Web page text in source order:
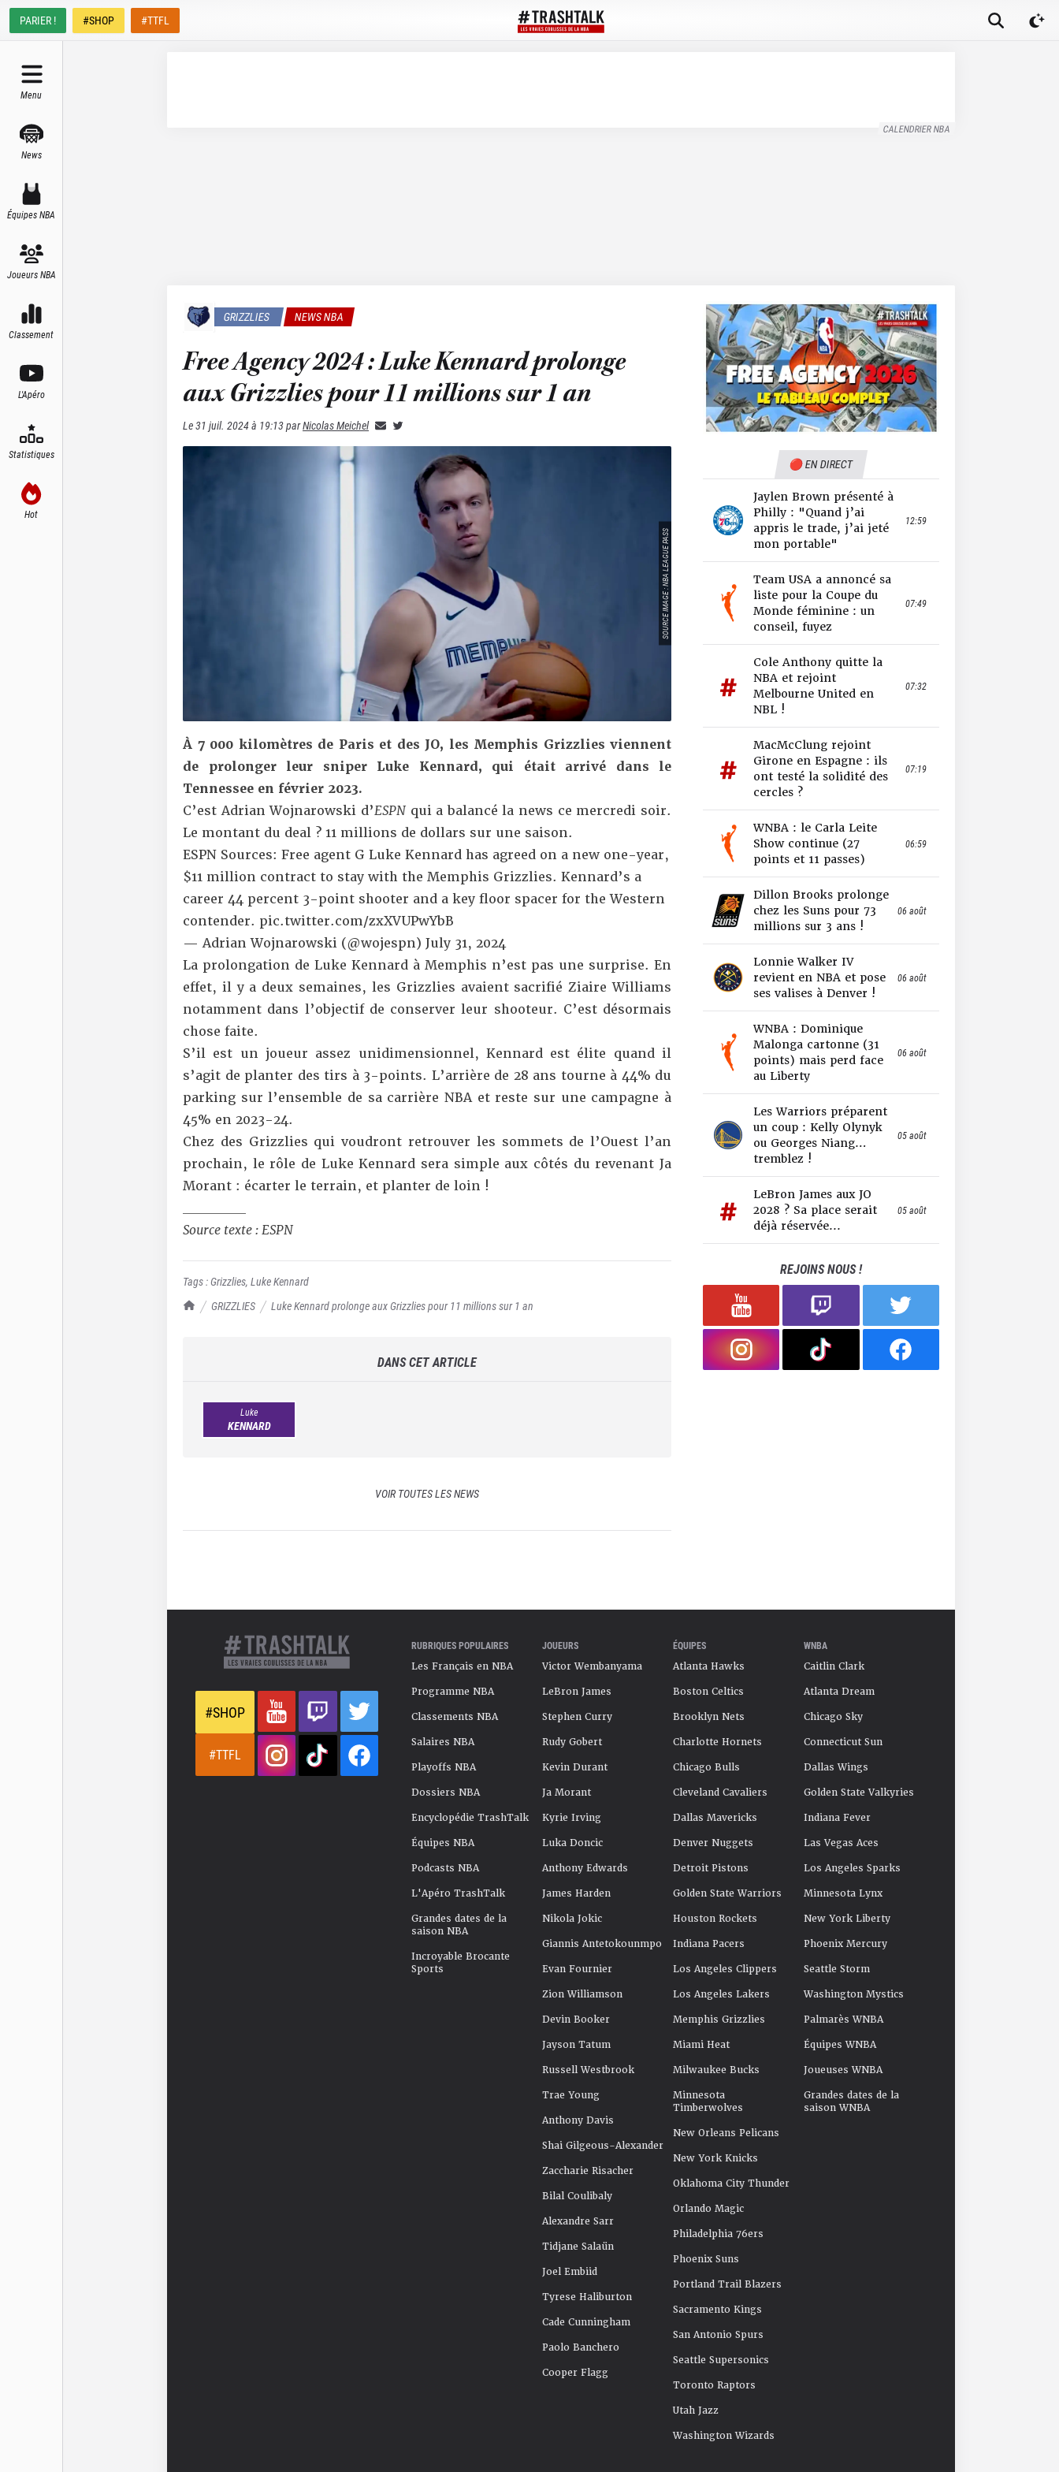
PARIER ! #SHOP #TTFL
Menu
News
Équipes NBA
Joueurs NBA
Classement
L'Apéro
Statistiques
Hot
CALENDRIER NBA
TrashTalk Actu NBA
GRIZZLIES Luke Kennard prolonge aux Grizzlies pour 11 millions sur 1 an
GRIZZLIES NEWS NBA
Free Agency 2024 : Luke Kennard prolonge
aux Grizzlies pour 11 millions sur 1 an
Le31 juil. 2024 à 19:13parNicolas Meichel
SOURCE IMAGE : NBA LEAGUE PASS
À 7 000 kilomètres de Paris et des JO, les Memphis Grizzlies viennent
de prolonger leur sniper Luke Kennard, qui était arrivé dans le
Tennessee en février 2023.
C’est Adrian Wojnarowski d’ESPNqui a balancé la news ce mercredi soir.
Le montant du deal ? 11 millions de dollars sur une saison.
ESPN Sources: Free agent G Luke Kennard has agreed on a new one-year,
$11 million contract to stay with the Memphis Grizzlies. Kennard’s a
career 44 percent 3-point shooter and a key floor spacer for the Western
contender. pic.twitter.com/zxXVUPwYbB
— Adrian Wojnarowski (@wojespn) July 31, 2024
La prolongation de Luke Kennard à Memphis n’est pas une surprise. En
effet, il y a deux semaines, les Grizzlies avaient sacrifié Ziaire Williams
notamment dans l’objectif de conserver leur shooteur. C’est désormais
chose faite.
S’il est un joueur assez unidimensionnel, Kennard est élite quand il
s’agit de planter des tirs à 3-points. L’arrière de 28 ans tourne à 44% du
parking sur l’ensemble de sa carrière NBA et reste sur une campagne à
45% en 2023-24.
Chez des Grizzlies qui voudront retrouver les sommets de l’Ouest l’an
prochain, le rôle de Luke Kennard sera simple aux côtés du revenant Ja
Morant : écarter le terrain, et planter de loin !
Source texte : ESPN
Tags :Grizzlies, Luke Kennard
DANS CET ARTICLE
Luke
KENNARD
VOIR TOUTES LES NEWS
🔴 EN DIRECT
Jaylen Brown présenté à
Philly : "Quand j’ai
appris le trade, j’ai jeté
mon portable"
12:59
Team USA a annoncé sa
liste pour la Coupe du
Monde féminine : un
conseil, fuyez
07:49
Cole Anthony quitte la
NBA et rejoint
Melbourne United en
NBL !
07:32
MacMcClung rejoint
Girone en Espagne : ils
ont testé la solidité des
cercles ?
07:19
WNBA : le Carla Leite
Show continue (27
points et 11 passes)
06:59
Dillon Brooks prolonge
chez les Suns pour 73
millions sur 3 ans !
06 août
Lonnie Walker IV
revient en NBA et pose
ses valises à Denver !
06 août
WNBA : Dominique
Malonga cartonne (31
points) mais perd face
au Liberty
06 août
Les Warriors préparent
un coup : Kelly Olynyk
ou Georges Niang…
tremblez !
05 août
LeBron James aux JO
2028 ? Sa place serait
déjà réservée...
05 août
REJOINS NOUS !
#SHOP
#TTFL
RUBRIQUES POPULAIRES
Les Français en NBA
Programme NBA
Classements NBA
Salaires NBA
Playoffs NBA
Dossiers NBA
Encyclopédie TrashTalk
Équipes NBA
Podcasts NBA
L'Apéro TrashTalk
Grandes dates de la
saison NBA
Incroyable Brocante
Sports
JOUEURS
Victor Wembanyama
LeBron James
Stephen Curry
Rudy Gobert
Kevin Durant
Ja Morant
Kyrie Irving
Luka Doncic
Anthony Edwards
James Harden
Nikola Jokic
Giannis Antetokounmpo
Evan Fournier
Zion Williamson
Devin Booker
Jayson Tatum
Russell Westbrook
Trae Young
Anthony Davis
Shai Gilgeous-Alexander
Zaccharie Risacher
Bilal Coulibaly
Alexandre Sarr
Tidjane Salaün
Joel Embiid
Tyrese Haliburton
Cade Cunningham
Paolo Banchero
Cooper Flagg
ÉQUIPES
Atlanta Hawks
Boston Celtics
Brooklyn Nets
Charlotte Hornets
Chicago Bulls
Cleveland Cavaliers
Dallas Mavericks
Denver Nuggets
Detroit Pistons
Golden State Warriors
Houston Rockets
Indiana Pacers
Los Angeles Clippers
Los Angeles Lakers
Memphis Grizzlies
Miami Heat
Milwaukee Bucks
Minnesota
Timberwolves
New Orleans Pelicans
New York Knicks
Oklahoma City Thunder
Orlando Magic
Philadelphia 76ers
Phoenix Suns
Portland Trail Blazers
Sacramento Kings
San Antonio Spurs
Seattle Supersonics
Toronto Raptors
Utah Jazz
Washington Wizards
WNBA
Caitlin Clark
Atlanta Dream
Chicago Sky
Connecticut Sun
Dallas Wings
Golden State Valkyries
Indiana Fever
Las Vegas Aces
Los Angeles Sparks
Minnesota Lynx
New York Liberty
Phoenix Mercury
Seattle Storm
Washington Mystics
Palmarès WNBA
Équipes WNBA
Joueuses WNBA
Grandes dates de la
saison WNBA